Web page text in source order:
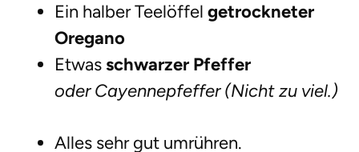
Ein halber Teelöffel getrockneter
Oregano
Etwasschwarzer Pfeffer
oder Cayennepfeffer (Nicht zu viel.)
Alles sehr gut umrühren.